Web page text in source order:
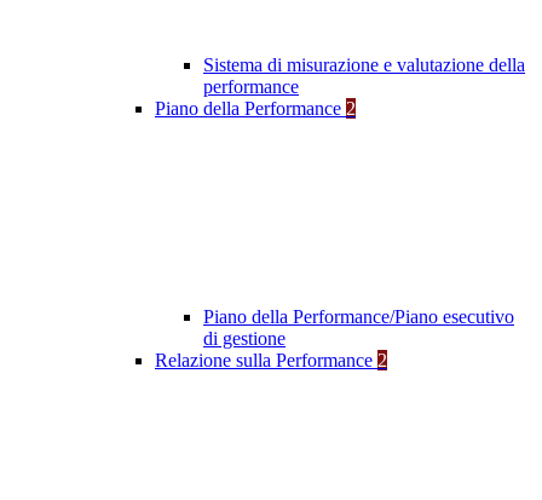
Sistema di misurazione e valutazione della
performance
Piano della Performance 2
Piano della Performance/Piano esecutivo
di gestione
Relazione sulla Performance 2